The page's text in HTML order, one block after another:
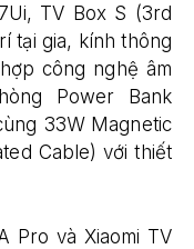
TV Box S (3rd
tại gia, kính thông
công nghệ âm
Power Bank
33W Magnetic
Cable) với thiết
Pro và Xiaomi TV